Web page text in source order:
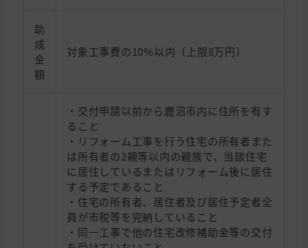
助
成
金
額
対象工事費の10%以内（上限8万円）
・交付申請以前から鹿沼市内に住所を有す
ること
・リフォーム工事を行う住宅の所有者また
は所有者の2親等以内の親族で、当該住宅
に居住しているまたはリフォーム後に居住
する予定であること
・住宅の所有者、居住者及び居住予定者全
員が市税等を完納していること
・同一工事で他の住宅改修補助金等の交付